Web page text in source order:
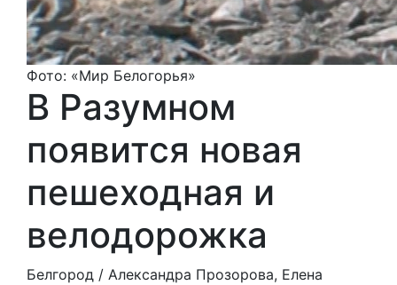
Фото: «Мир Белогорья»
В Разумном
появится новая
пешеходная и
велодорожка
Белгород / Александра Прозорова, Елена